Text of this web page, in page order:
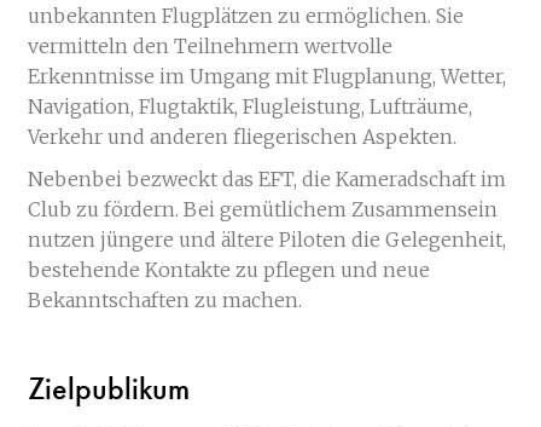
unbekannten Flugplätzen zu ermöglichen. Sie
vermitteln den Teilnehmern wertvolle
Erkenntnisse im Umgang mit Flugplanung, Wetter,
Navigation, Flugtaktik, Flugleistung, Lufträume,
Verkehr und anderen fliegerischen Aspekten.
Nebenbei bezweckt das EFT, die Kameradschaft im
Club zu fördern. Bei gemütlichem Zusammensein
nutzen jüngere und ältere Piloten die Gelegenheit,
bestehende Kontakte zu pflegen und neue
Bekanntschaften zu machen.
Zielpublikum